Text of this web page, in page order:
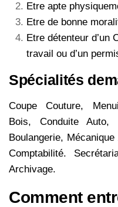
Etre apte
Etre de bonne
Etre détenteur d’un
travail ou d’un
Spécialités
Coupe Couture,
Bois, Conduite Auto,
Boulangerie,
Comptabilité.
Archivage.
Comment